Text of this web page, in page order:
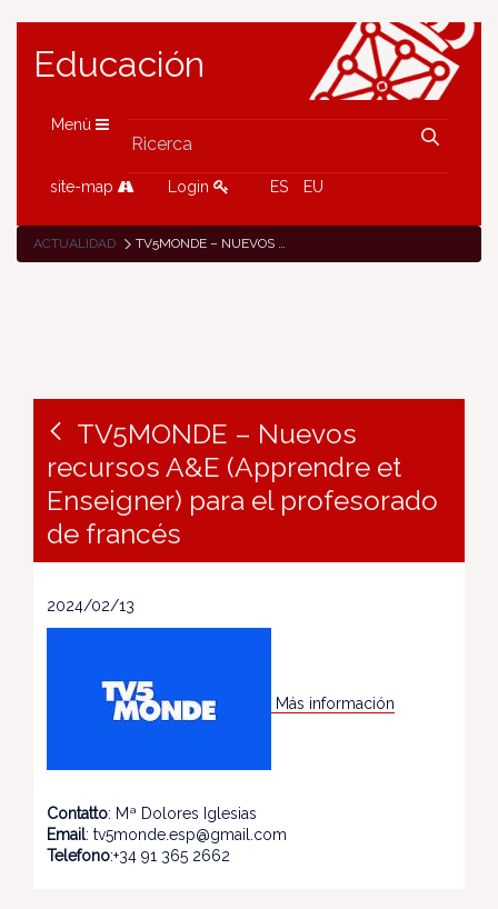
Educación
Menù
site-map Login ES EU
ACTUALIDAD TV5MONDE – NUEVOS RECURSOS A&E (APPRENDRE ET ENSEIGNER) PARA EL PROFESORADO DE FRANCÉS
TV5MONDE – Nuevos
recursos A&E (Apprendre et
Enseigner) para el profesorado
de francés
2024/02/13
Más información
Contatto: Mª Dolores Iglesias
Email: tv5monde.esp@gmail.com
Telefono:+34 91 365 2662